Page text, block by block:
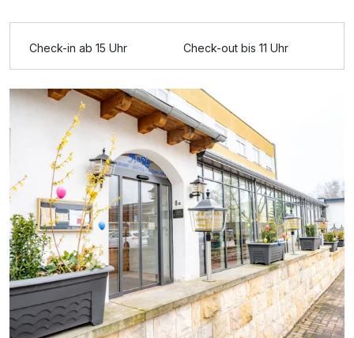
Für 5 Tage p.P. ab256,68 €
Doppelzimmer Komfort zur Einzelnutzung
1 Erwachsenen und 2 Kinder
Check-in ab 15 Uhr Check-out bis 11 Uhr